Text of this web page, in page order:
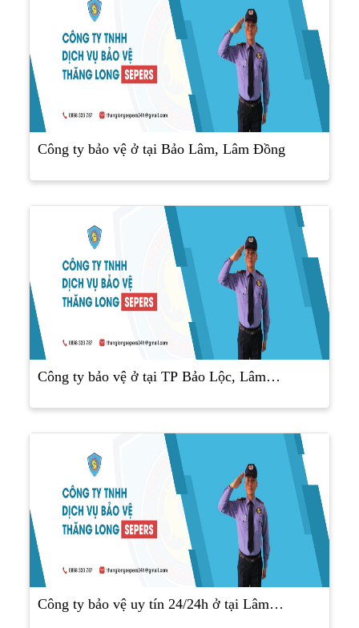
Công ty bảo vệ ở tại Bảo Lâm, Lâm Đồng
Công ty bảo vệ ở tại TP Bảo Lộc, Lâm…
Công ty bảo vệ uy tín 24/24h ở tại Lâm…